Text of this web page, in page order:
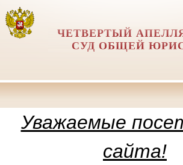
ЧЕТВЕРТЫЙ
СУД ОБЩЕЙ
Уважаемые
сайта!